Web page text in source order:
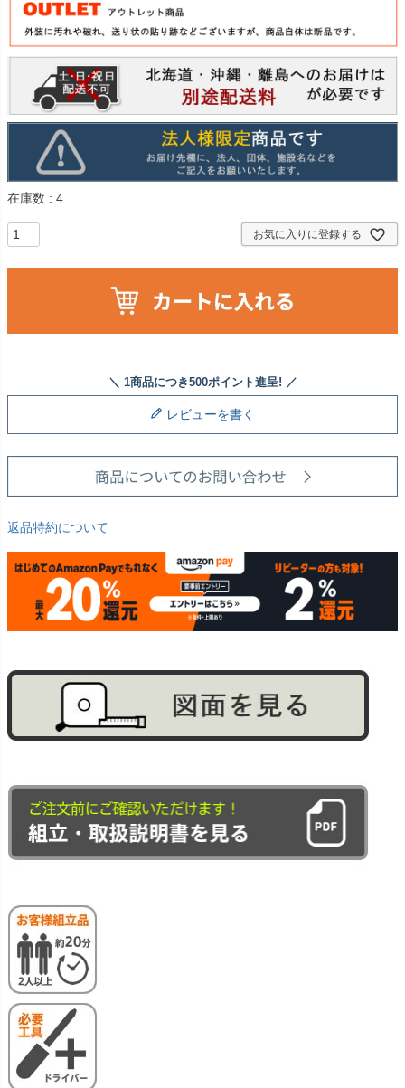
在庫数 4
お気に入りに登録する
レビューを書く
返品特約について